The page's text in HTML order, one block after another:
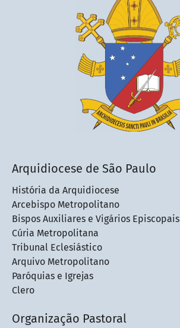
Arquidiocese de São Paulo
História da Arquidiocese
Arcebispo Metropolitano
Bispos Auxiliares e Vigários Episcopais
Cúria Metropolitana
Tribunal Eclesiástico
Arquivo Metropolitano
Paróquias e Igrejas
Clero
Organização Pastoral